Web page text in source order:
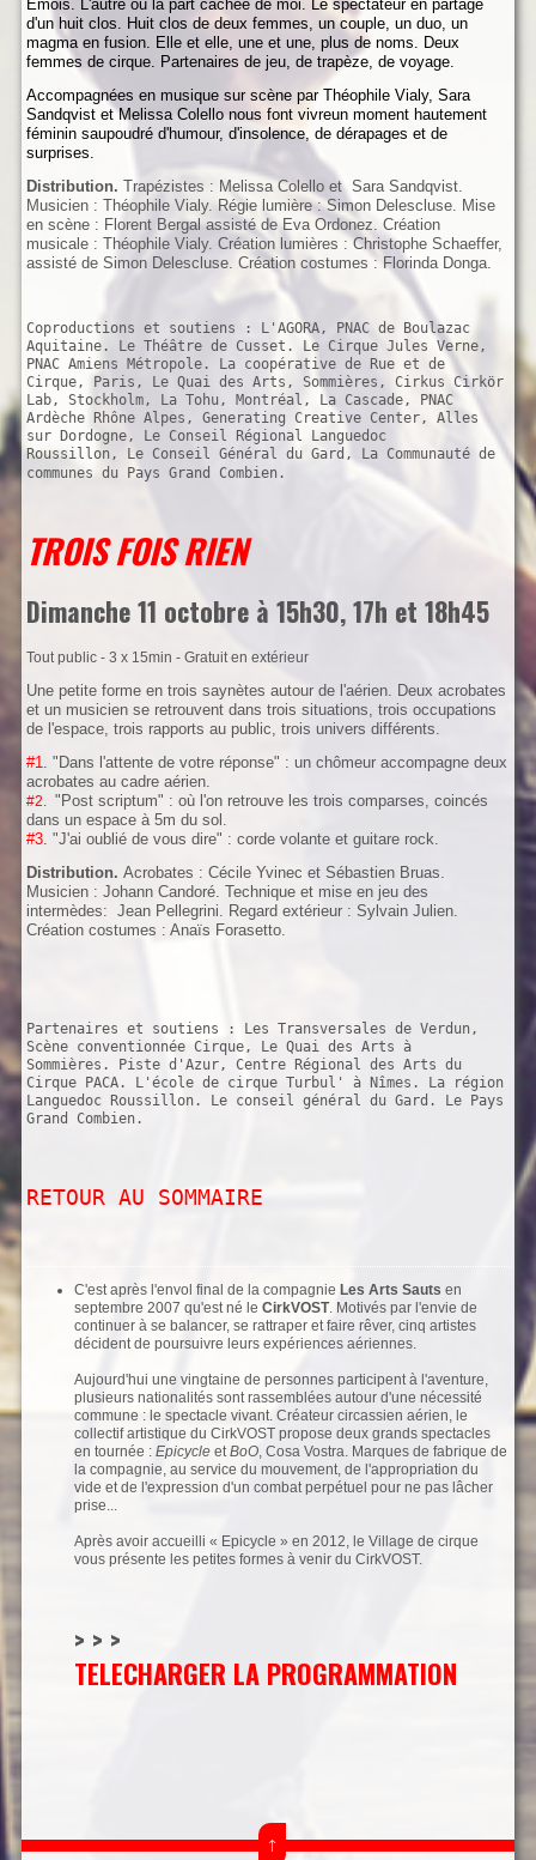
Emois. L'autre ou la part cachée de moi. Le spectateur en partage
d'un huit clos. Huit clos de deux femmes, un couple, un duo, un
magma en fusion. Elle et elle, une et une, plus de noms. Deux
femmes de cirque. Partenaires de jeu, de trapèze, de voyage.
Accompagnées en musique sur scène par Théophile Vialy, Sara
Sandqvist et Melissa Colellonous font vivreun moment hautement
féminin saupoudré d'humour, d'insolence, de dérapages et de
surprises.
Distribution.Trapézistes : Melissa Colello et Sara Sandqvist.
Musicien : Théophile Vialy. Régie lumière : Simon Delescluse. Mise
en scène : Florent Bergal assisté de Eva Ordonez. Création
musicale : Théophile Vialy. Création lumières : Christophe Schaeffer,
assisté de Simon Delescluse. Création costumes : Florinda Donga.
Coproductions et soutiens : L'AGORA, PNAC de Boulazac
Aquitaine. Le Théâtre de Cusset. Le Cirque Jules Verne,
PNAC Amiens Métropole. La coopérative de Rue et de
Cirque, Paris, Le Quai des Arts, Sommières, Cirkus Cirkör
Lab, Stockholm, La Tohu, Montréal, La Cascade, PNAC
Ardèche Rhône Alpes, Generating Creative Center, Alles
sur Dordogne, Le Conseil Régional Languedoc
Roussillon, Le Conseil Général du Gard, La Communauté de
communes du Pays Grand Combien.
TROIS FOIS RIEN
Dimanche 11 octobre à 15h30, 17h et 18h45
Tout public - 3 x 15min - Gratuit en extérieur
Une petite forme en trois saynètes autour de l'aérien. Deux acrobates
et un musicien se retrouvent dans trois situations, trois occupations
de l'espace, trois rapports au public, trois univers différents.
#1. "Dans l'attente de votre réponse" : un chômeur accompagne deux
acrobates au cadre aérien.
#2. "Post scriptum" : où l'on retrouve les trois comparses, coincés
dans un espace à 5m du sol.
#3. "J'ai oublié de vous dire" : corde volante et guitare rock.
Distribution.Acrobates : Cécile Yvinec et Sébastien Bruas.
Musicien : Johann Candoré. Technique et mise en jeu des
intermèdes: Jean Pellegrini. Regard extérieur : Sylvain Julien.
Création costumes : Anaïs Forasetto.
Partenaires et soutiens : Les Transversales de Verdun,
Scène conventionnée Cirque, Le Quai des Arts à
Sommières. Piste d'Azur, Centre Régional des Arts du
Cirque PACA. L'école de cirque Turbul' à Nîmes. La région
Languedoc Roussillon. Le conseil général du Gard. Le Pays
Grand Combien.
RETOUR AU SOMMAIRE
C'est après l'envol final de la compagnie Les Arts Sautsen
septembre 2007 qu'est né leCirkVOST. Motivés par l'envie de
continuer à se balancer, se rattraper et faire rêver, cinq artistes
décident de poursuivre leurs expériences aériennes.
Aujourd'hui une vingtaine de personnes participent à l'aventure,
plusieurs nationalités sont rassemblées autour d'une nécessité
commune : le spectacle vivant. Créateur circassien aérien, le
collectif artistique du CirkVOST propose deux grands spectacles
en tournée :Epicycle etBoO, Cosa Vostra. Marques de fabrique de
la compagnie, au service du mouvement, de l'appropriation du
vide et de l'expression d'un combat perpétuel pour ne pas lâcher
prise...
Après avoir accueilli « Epicycle » en 2012, le Village de cirque
vous présente les petites formes à venir du CirkVOST.
> > >
TELECHARGER LA PROGRAMMATION
↑